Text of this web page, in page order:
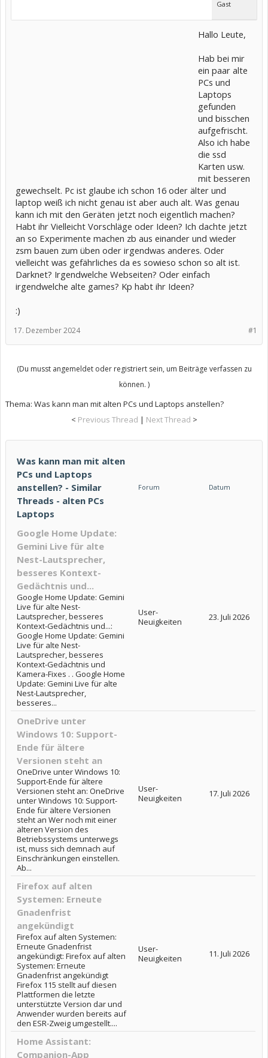
Gast
Hallo Leute,
Hab bei mir
ein paar alte
PCs und
Laptops
gefunden
und bisschen
aufgefrischt.
Also ich habe
die ssd
Karten usw.
mit besseren
gewechselt. Pc ist glaube ich schon 16 oder älter und
laptop weiß ich nicht genau ist aber auch alt. Was genau
kann ich mit den Geräten jetzt noch eigentlich machen?
Habt ihr Vielleicht Vorschläge oder Ideen? Ich dachte jetzt
an so Experimente machen zb aus einander und wieder
zsm bauen zum üben oder irgendwas anderes. Oder
vielleicht was gefährliches da es sowieso schon so alt ist.
Darknet? Irgendwelche Webseiten? Oder einfach
irgendwelche alte games? Kp habt ihr Ideen?
:)
#1
17. Dezember 2024
(Du musst angemeldet oder registriert sein, um Beiträge verfassen zu
können. )
Thema: Was kann man mit alten PCs und Laptops anstellen?
< Previous Thread | Next Thread >
Was kann man mit alten
PCs und Laptops
anstellen? - Similar
Threads - alten PCs
Laptops
Forum Datum
Google Home Update:
Gemini Live für alte
Nest-Lautsprecher,
besseres Kontext-
Gedächtnis und...
Google Home Update: Gemini
Live für alte Nest-
Lautsprecher, besseres
Kontext-Gedächtnis und...:
Google Home Update: Gemini
Live für alte Nest-
Lautsprecher, besseres
Kontext-Gedächtnis und
Kamera-Fixes . . Google Home
Update: Gemini Live für alte
Nest-Lautsprecher,
besseres...
User-
Neuigkeiten
23. Juli 2026
OneDrive unter
Windows 10: Support-
Ende für ältere
Versionen steht an
OneDrive unter Windows 10:
Support-Ende für ältere
Versionen steht an: OneDrive
unter Windows 10: Support-
Ende für ältere Versionen
steht an Wer noch mit einer
älteren Version des
Betriebssystems unterwegs
ist, muss sich demnach auf
Einschränkungen einstellen.
Ab...
User-
Neuigkeiten
17. Juli 2026
Firefox auf alten
Systemen: Erneute
Gnadenfrist
angekündigt
Firefox auf alten Systemen:
Erneute Gnadenfrist
angekündigt: Firefox auf alten
Systemen: Erneute
Gnadenfrist angekündigt
Firefox 115 stellt auf diesen
Plattformen die letzte
unterstützte Version dar und
Anwender wurden bereits auf
den ESR-Zweig umgestellt....
User-
Neuigkeiten
11. Juli 2026
Home Assistant:
Companion-App